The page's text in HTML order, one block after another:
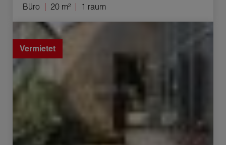
Büro 20 m² 1 raum
Vermietung Büro Bourg-en-Bresse 1 raum 43 m²
Vermietet